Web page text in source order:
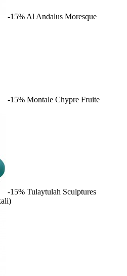
-15% Al Andalus Moresque
-15% Montale Chypre Fruite
-15% Tulaytulah Sculptures